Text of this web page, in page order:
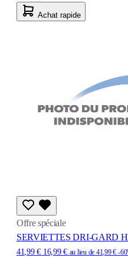
Achat rapide
Offre spéciale
SERVIETTES DRI-GARD
41,99 € 16,99 € au lieu de 41,99 € -